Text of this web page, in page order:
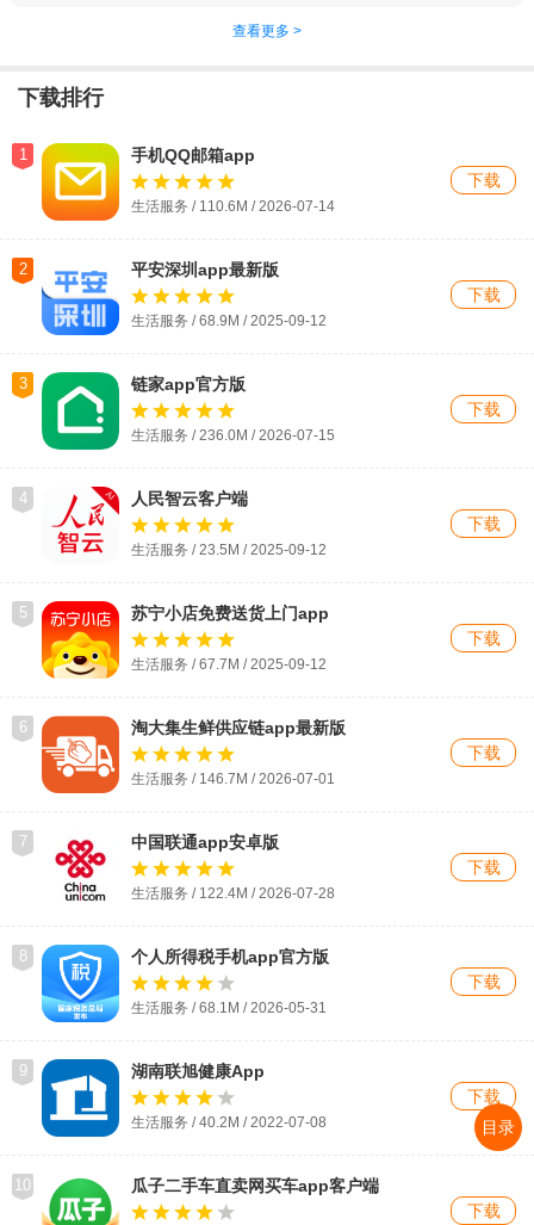
查看更多 >
下载排行
1 手机QQ邮箱app
生活服务 / 110.6M / 2026-07-14
下载
2 平安深圳app最新版
生活服务 / 68.9M / 2025-09-12
下载
3 链家app官方版
生活服务 / 236.0M / 2026-07-15
下载
4 人民智云客户端
生活服务 / 23.5M / 2025-09-12
下载
5 苏宁小店免费送货上门app
生活服务 / 67.7M / 2025-09-12
下载
6 淘大集生鲜供应链app最新版
生活服务 / 146.7M / 2026-07-01
下载
7 中国联通app安卓版
生活服务 / 122.4M / 2026-07-28
下载
8 个人所得税手机app官方版
生活服务 / 68.1M / 2026-05-31
下载
9 湖南联旭健康App
生活服务 / 40.2M / 2022-07-08
下载
10
瓜子二手车直卖网买车app客户端
下载
目录